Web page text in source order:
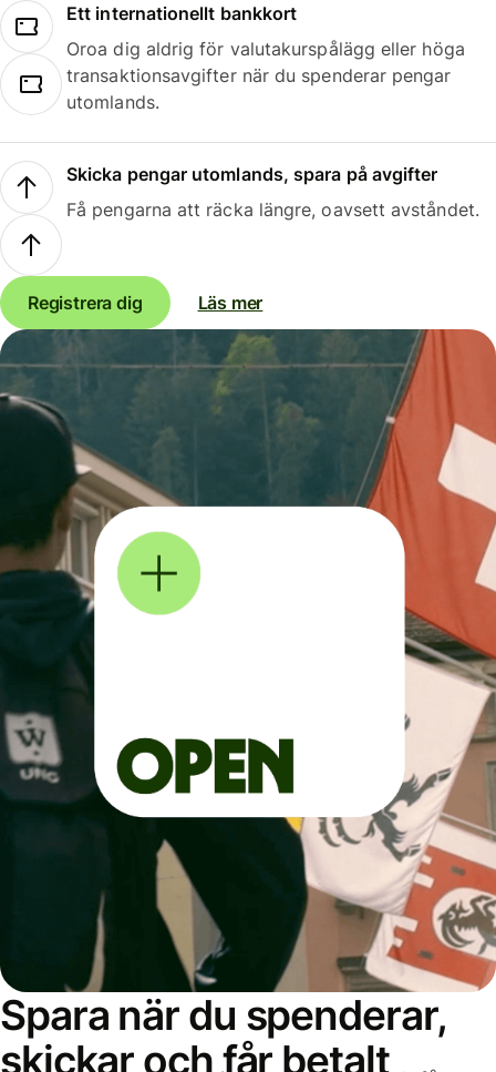
Ett internationellt bankkort
Oroa dig aldrig för valutakurspålägg eller höga
transaktionsavgifter när du spenderar pengar
utomlands.
Skicka pengar utomlands, spara på avgifter
Få pengarna att räcka längre, oavsett avståndet.
Registrera dig Läs mer
Spara när du spenderar,
skickar och får betalt